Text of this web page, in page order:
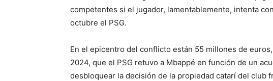
competentes si el jugador, lamentablemente, intenta
octubre el PSG.
En el epicentro del conflicto están 55 millones de
2024, que el PSG retuvo a Mbappé en función de un
desbloquear la decisión de la propiedad catarí del club